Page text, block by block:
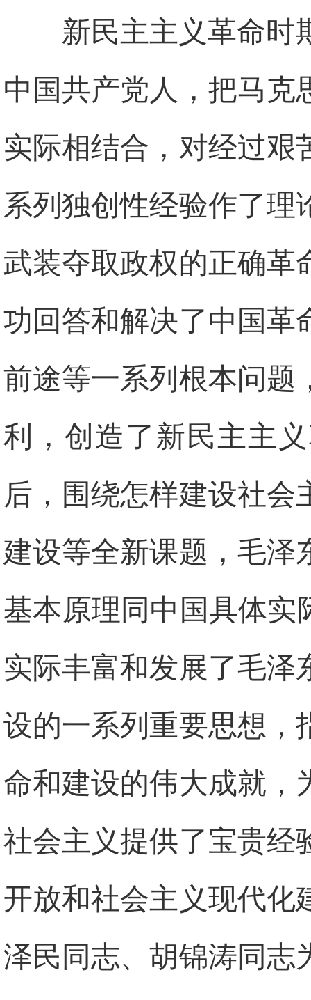
新民主主义革命时
中国共产党人，把马克
实际相结合，对经过艰
系列独创性经验作了理
武装夺取政权的正确革
功回答和解决了中国革
前途等一系列根本问题
利，创造了新民主主
后，围绕怎样建设社会
建设等全新课题，毛泽
基本原理同中国具体实
实际丰富和发展了毛泽
设的一系列重要思想，
命和建设的伟大成就，
社会主义提供了宝贵经
开放和社会主义现代化
泽民同志、胡锦涛同志